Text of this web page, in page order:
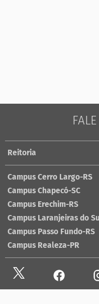
Reitoria
Campus Cerro Largo-RS
Campus Chapecó-SC
Campus Erechim-RS
Campus Laranjeiras do
Campus Passo Fundo-RS
Campus Realeza-PR